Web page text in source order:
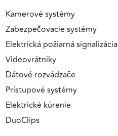
Kamerové systémy
Zabezpečovacie systémy
Elektrická požiarná signalizácia
Videovrátniky
Dátové rozvádzače
Prístupové systémy
Elektrické kúrenie
DuoClips